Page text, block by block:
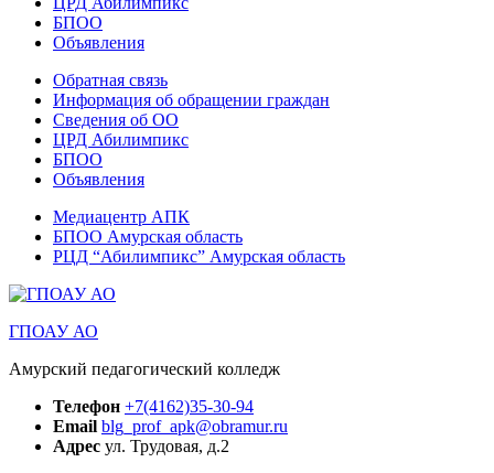
БПОО
Объявления
Обратная связь
Информация об обращении граждан
Сведения об ОО
ЦРД Абилимпикс
БПОО
Объявления
Медиацентр АПК
БПОО Амурская область
РЦД “Абилимпикс” Амурская область
ГПОАУ АО
Амурский педагогический колледж
Телефон +7(4162)35-30-94
Email blg_prof_apk@obramur.ru
Адрес ул. Трудовая, д.2